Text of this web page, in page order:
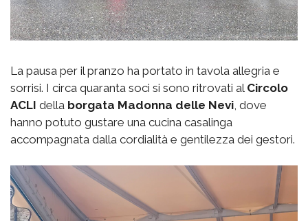
La pausa per il pranzo ha portato in tavola allegria e
sorrisi. I circa quaranta soci si sono ritrovati al Circolo
ACLI della borgata Madonna delle Nevi , dove
hanno potuto gustare una cucina casalinga
accompagnata dalla cordialità e gentilezza dei gestori.